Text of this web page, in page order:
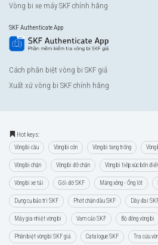
Vòng bi xe máy SKF chính hãng
SKF Authenticate App
Cách phân biệt vòng bi SKF giả
Xuất xứ vòng bi SKF chính hãng
Hot keys:
Vòng bi cầu Vòng bi côn Vòng bi tang trống
Vòng bi chặn Vòng bi đỡ chặn Vòng bi tiếp xúc bốn
Vòng bi xe tải Gối đỡ SKF Măng xông - Ống lót
Dụng cụ bảo trì SKF Phớt chặn dầu SKF Dây đai
Máy gia nhiệt vòng bi Vam cảo SKF Bộ đóng vòng bi
Phân biệt vòng bi SKF giả Catalogue SKF Tra cứu